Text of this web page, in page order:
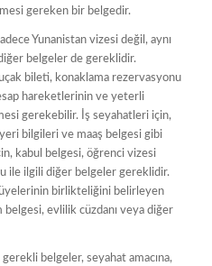
gereken bir belgedir.
Yunanistan vizesi değil, aynı
belgeler de gereklidir.
bileti, konaklama rezervasyonu
hareketlerinin ve yeterli
gerekebilir. İş seyahatleri için,
bilgileri ve maaş belgesi gibi
kabul belgesi, öğrenci vizesi
ile ilgili diğer belgeler gereklidir.
birlikteliğini belirleyen
belgesi, evlilik cüzdanı veya diğer
belgeler, seyahat amacına,